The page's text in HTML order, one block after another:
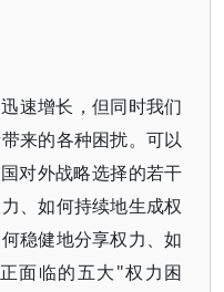
速增长，但同时我们
来的各种困扰。可以
对外战略选择的若干
、如何持续地生成权
稳健地分享权力、如
面临的五大"权力困